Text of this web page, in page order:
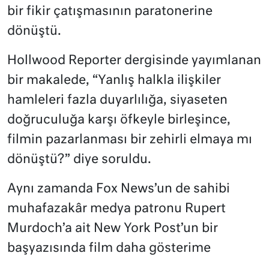
bir fikir çatışmasının paratonerine
dönüştü.
Hollwood Reporter dergisinde yayımlanan
bir makalede, “Yanlış halkla ilişkiler
hamleleri fazla duyarlılığa, siyaseten
doğruculuğa karşı öfkeyle birleşince,
filmin pazarlanması bir zehirli elmaya mı
dönüştü?” diye soruldu.
Aynı zamanda Fox News’un de sahibi
muhafazakâr medya patronu Rupert
Murdoch’a ait New York Post’un bir
başyazısında film daha gösterime